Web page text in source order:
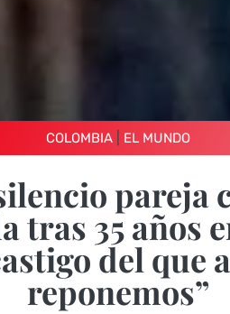
COLOMBIA EL MUNDO
pareja
tras 35 años
del que
reponemos”